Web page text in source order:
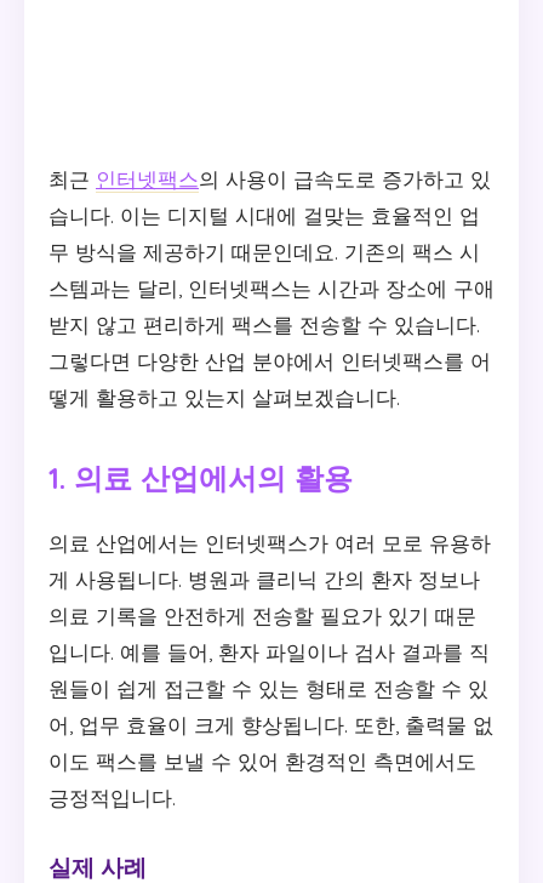
최근 인터넷팩스의 사용이 급속도로 증가하고 있
습니다. 이는 디지털 시대에 걸맞는 효율적인 업
무 방식을 제공하기 때문인데요. 기존의 팩스 시
스템과는 달리, 인터넷팩스는 시간과 장소에 구애
받지 않고 편리하게 팩스를 전송할 수 있습니다.
그렇다면 다양한 산업 분야에서 인터넷팩스를 어
떻게 활용하고 있는지 살펴보겠습니다.
1. 의료 산업에서의 활용
의료 산업에서는 인터넷팩스가 여러 모로 유용하
게 사용됩니다. 병원과 클리닉 간의 환자 정보나
의료 기록을 안전하게 전송할 필요가 있기 때문
입니다. 예를 들어, 환자 파일이나 검사 결과를 직
원들이 쉽게 접근할 수 있는 형태로 전송할 수 있
어, 업무 효율이 크게 향상됩니다. 또한, 출력물 없
이도 팩스를 보낼 수 있어 환경적인 측면에서도
긍정적입니다.
실제 사례